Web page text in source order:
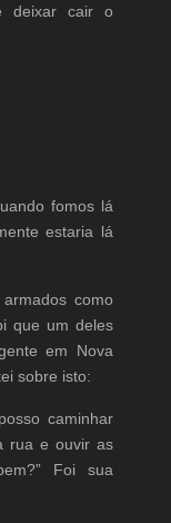
deixar cair o
fomos lá
estaria lá
como
que um deles
em Nova
sobre isto:
caminhar
rua e ouvir as
Foi sua